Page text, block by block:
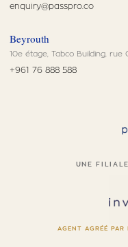
enquiry@passpro.co
Beyrouth
10e étage, Tabco Building,
+961 76 888 588
UNE
AGENT AGRÉÉ PAR